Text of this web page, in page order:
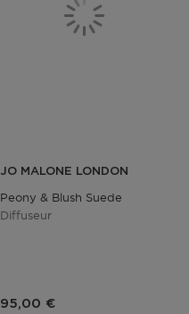
JO MALONE LONDON
Peony & Blush Suede
Diffuseur
95,00 €